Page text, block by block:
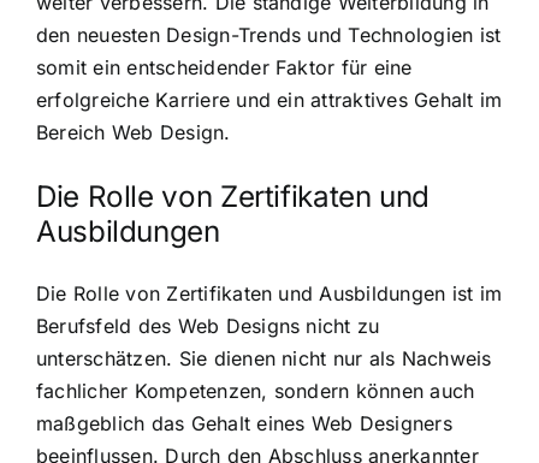
den neuesten Design-Trends und Technologien ist
somit ein entscheidender Faktor für eine
erfolgreiche Karriere und ein attraktives Gehalt im
Bereich Web Design.
Die Rolle von Zertifikaten und
Ausbildungen
Die Rolle von Zertifikaten und Ausbildungen ist im
Berufsfeld des Web Designs nicht zu
unterschätzen. Sie dienen nicht nur als Nachweis
fachlicher Kompetenzen, sondern können auch
maßgeblich das Gehalt eines Web Designers
beeinflussen. Durch den Abschluss anerkannter